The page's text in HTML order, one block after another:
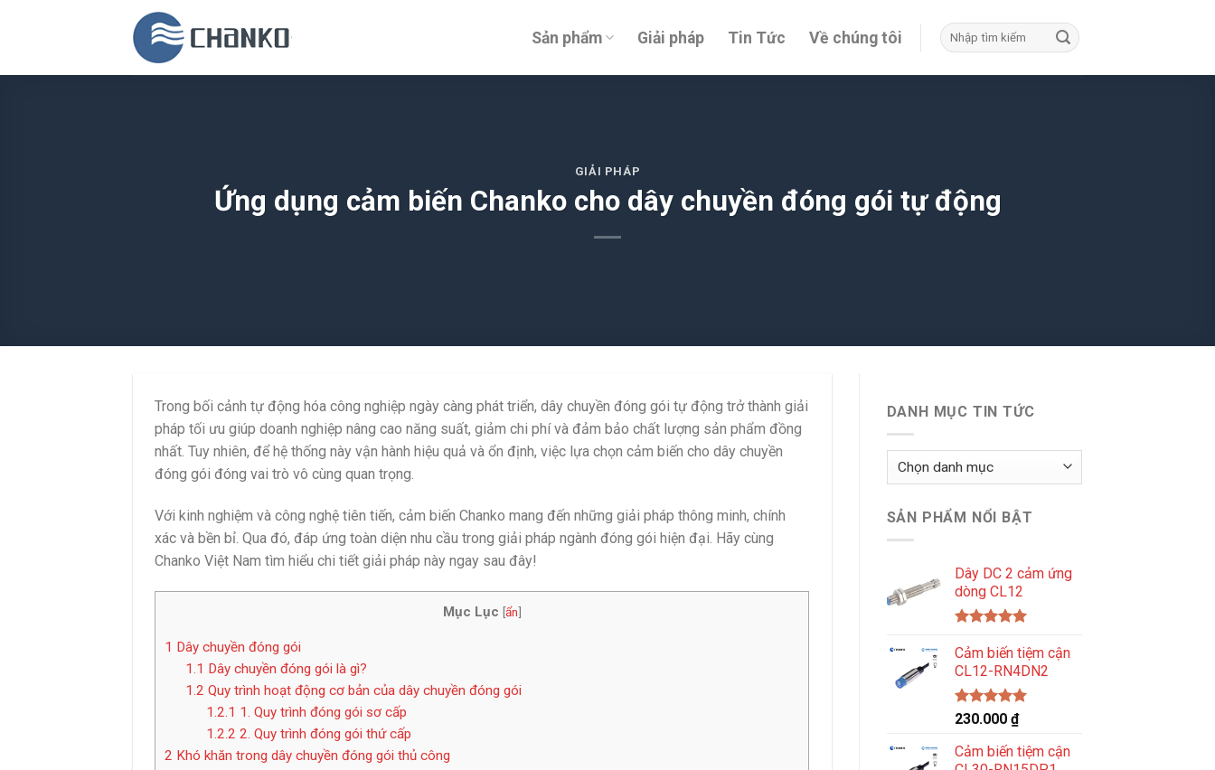
Sản phẩm Giải pháp Tin Tức Về chúng tôi
Tìm
kiếm:
GIẢI PHÁP
Ứng dụng cảm biến Chanko cho dây chuyền đóng gói tự động
Trong bối cảnh tự động hóa công nghiệp ngày càng phát triển, dây chuyền đóng gói tự động trở thành giải
pháp tối ưu giúp doanh nghiệp nâng cao năng suất, giảm chi phí và đảm bảo chất lượng sản phẩm đồng
nhất. Tuy nhiên, để hệ thống này vận hành hiệu quả và ổn định, việc lựa chọn cảm biến cho dây chuyền
đóng gói đóng vai trò vô cùng quan trọng.
Với kinh nghiệm và công nghệ tiên tiến, cảm biến Chanko mang đến những giải pháp thông minh, chính
xác và bền bỉ. Qua đó, đáp ứng toàn diện nhu cầu trong giải pháp ngành đóng gói hiện đại. Hãy cùng
Chanko Việt Nam tìm hiểu chi tiết giải pháp này ngay sau đây!
Mục Lục [ẩn]
1 Dây chuyền đóng gói
1.1 Dây chuyền đóng gói là gì?
1.2 Quy trình hoạt động cơ bản của dây chuyền đóng gói
1.2.1 1. Quy trình đóng gói sơ cấp
1.2.2 2. Quy trình đóng gói thứ cấp
2 Khó khăn trong dây chuyền đóng gói thủ công
DANH MỤC TIN TỨC
Danh
mục
tức
SẢN PHẨM NỔI BẬT
Dây DC 2 cảm ứng
dòng CL12
hạng5.00
5 sao
Cảm biến tiệm cận
CL12-RN4DN2
Được xếp
5.00
5 sao
230.000 ₫
Cảm biến tiệm cận